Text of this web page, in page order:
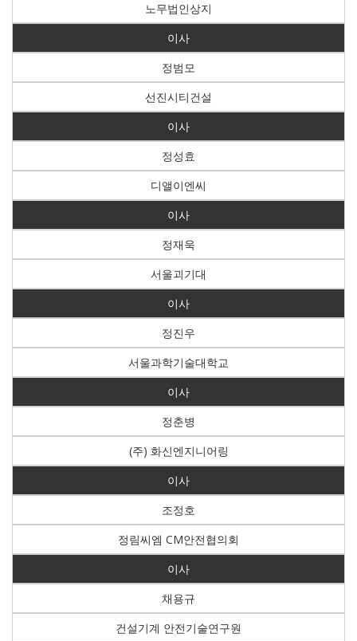
노무법인상지
이사
정범모
선진시티건설
이사
정성효
디앨이엔씨
이사
정재욱
서울괴기대
이사
정진우
서울과학기술대학교
이사
정춘병
(주) 화신엔지니어링
이사
조정호
정림씨엠 CM안전협의회
이사
채용규
건설기계 안전기술연구원